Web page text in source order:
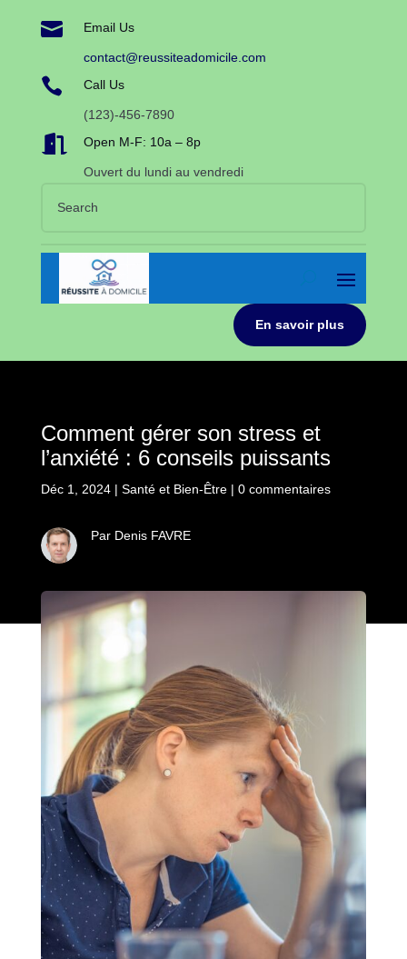
 Email Us
contact@reussiteadomicile.com
 Call Us
(123)-456-7890
 Open M-F: 10a – 8p
Ouvert du lundi au vendredi
En savoir plus
Comment gérer son stress et
l’anxiété : 6 conseils puissants
Déc 1, 2024| Santé et Bien-Être| 0 commentaires
Par Denis FAVRE